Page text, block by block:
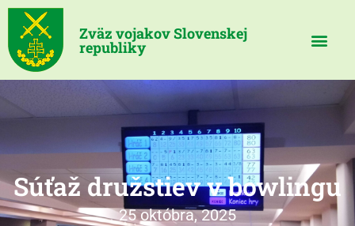
Zväz vojakov Slovenskej
republiky
Súťaž družstiev v bowlingu
25 októbra, 2025